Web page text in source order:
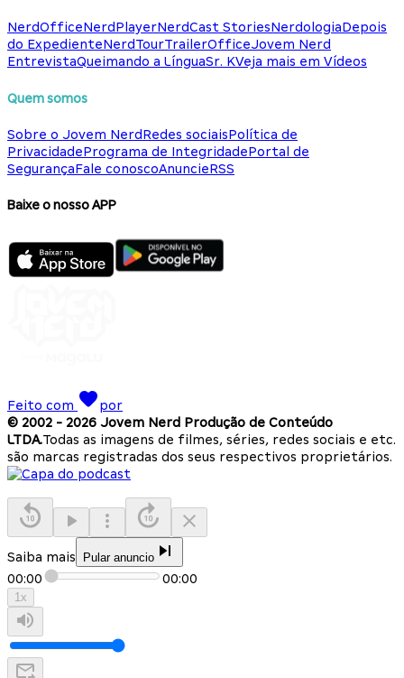
NerdOfficeNerdPlayerNerdCast StoriesNerdologiaDepois
do ExpedienteNerdTourTrailerOfficeJovem Nerd
EntrevistaQueimando a LínguaSr. KVeja mais em Vídeos
Quem somos
Sobre o Jovem NerdRedes sociaisPolítica de
PrivacidadePrograma de IntegridadePortal de
SegurançaFale conoscoAnuncieRSS
Baixe o nosso APP
Feito com
por
© 2002 - 2026 Jovem Nerd Produção de Conteúdo
LTDA.Todas as imagens de filmes, séries, redes sociais e etc.
são marcas registradas dos seus respectivos proprietários.
Saiba mais Pular anuncio
00:00 00:00
1x